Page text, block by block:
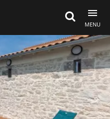
MENU